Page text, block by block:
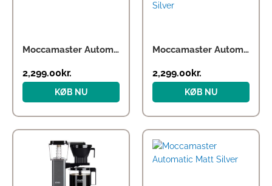
Moccamaster Automatic – Black
2,299.00kr.
KØB NU
Moccamaster Automatic – Polished Silver
2,299.00kr.
KØB NU